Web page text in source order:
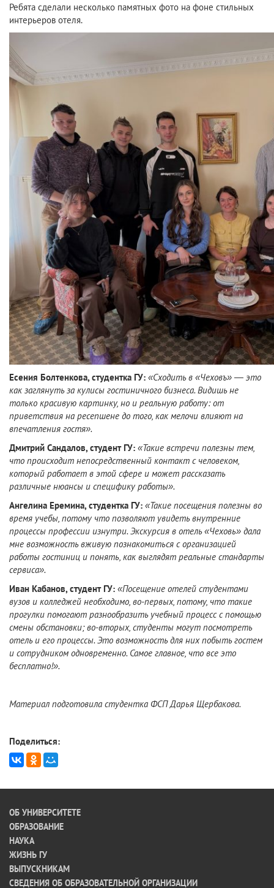
Ребята сделали несколько памятных фото на фоне стильных
интерьеров отеля.
Есения Болтенкова, студентка ГУ: «Сходить в «Чеховъ» — это
как заглянуть за кулисы гостиничного бизнеса. Видишь не
только красивую картинку, но и реальную работу: от
приветствия на ресепшене до того, как мелочи влияют на
впечатления гостя».
Дмитрий Сандалов, студент ГУ: «Такие встречи полезны тем,
что происходит непосредственный контакт с человеком,
который работает в этой сфере и может рассказать
различные нюансы и специфику работы».
Ангелина Еремина, студентка ГУ: «Такие посещения полезны во
время учебы, потому что позволяют увидеть внутренние
процессы профессии изнутри. Экскурсия в отель «Чеховь» дала
мне возможность вживую познакомиться с организацией
работы гостиниц и понять, как выглядят реальные стандарты
сервиса».
Иван Кабанов, студент ГУ: «Посещение отелей студентами
вузов и колледжей необходимо, во-первых, потому, что такие
прогулки помогают разнообразить учебный процесс с помощью
смены обстановки; во-вторых, студенты могут посмотреть
отель и его процессы. Это возможность для них побыть гостем
и сотрудником одновременно. Самое главное, что все это
бесплатно!».
Материал подготовила студентка ФСП Дарья Щербакова.
Поделиться:
ОБ УНИВЕРСИТЕТЕ
ОБРАЗОВАНИЕ
НАУКА
ЖИЗНЬ ГУ
ВЫПУСКНИКАМ
СВЕДЕНИЯ ОБ ОБРАЗОВАТЕЛЬНОЙ ОРГАНИЗАЦИИ